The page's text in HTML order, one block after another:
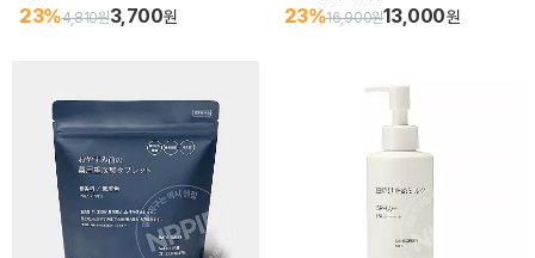
23%4,810원3,700원 23%16,900원13,000원